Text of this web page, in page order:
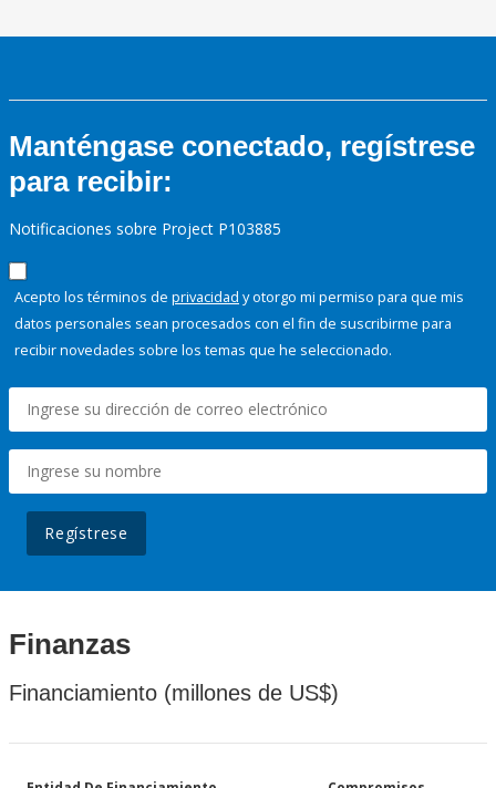
Manténgase conectado, regístrese
para recibir:
Notificaciones sobre Project P103885
Acepto los términos de privacidad y otorgo mi permiso para que mis
datos personales sean procesados con el fin de suscribirme para
recibir novedades sobre los temas que he seleccionado.
Regístrese
Finanzas
Financiamiento (millones de US$)